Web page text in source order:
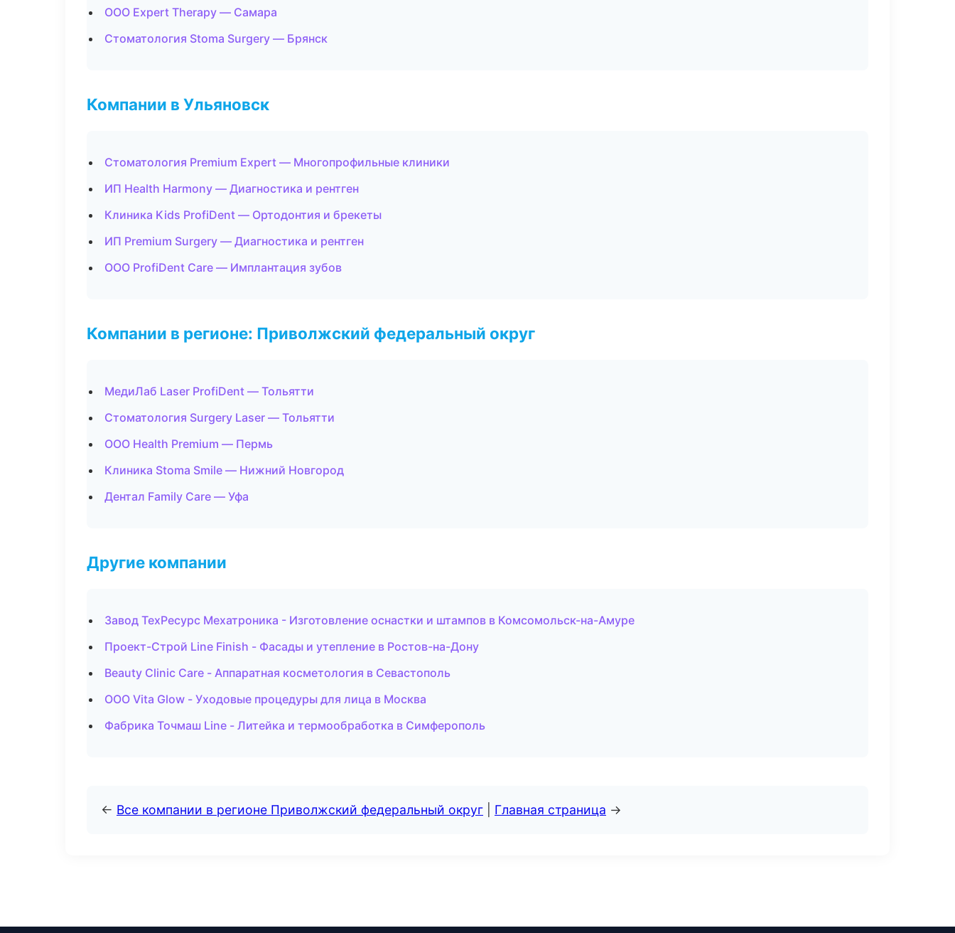
ООО Expert Therapy — Самара
Стоматология Stoma Surgery — Брянск
Компании в Ульяновск
Стоматология Premium Expert — Многопрофильные клиники
ИП Health Harmony — Диагностика и рентген
Клиника Kids ProfiDent — Ортодонтия и брекеты
ИП Premium Surgery — Диагностика и рентген
ООО ProfiDent Care — Имплантация зубов
Компании в регионе: Приволжский федеральный округ
МедиЛаб Laser ProfiDent — Тольятти
Стоматология Surgery Laser — Тольятти
ООО Health Premium — Пермь
Клиника Stoma Smile — Нижний Новгород
Дентал Family Care — Уфа
Другие компании
Завод ТехРесурс Мехатроника - Изготовление оснастки и штампов в Комсомольск-на-Амуре
Проект-Строй Line Finish - Фасады и утепление в Ростов-на-Дону
Beauty Clinic Care - Аппаратная косметология в Севастополь
ООО Vita Glow - Уходовые процедуры для лица в Москва
Фабрика Точмаш Line - Литейка и термообработка в Симферополь
← Все компании в регионе Приволжский федеральный округ Главная страница →